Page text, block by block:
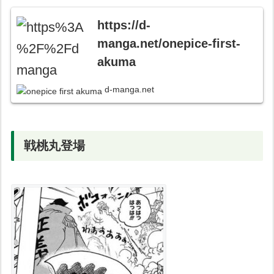
https://d-
manga.net/onepice-first-
akuma
d-manga.net
戦桃丸登場